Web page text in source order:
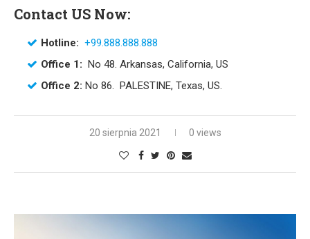
Contact US Now:
Hotline: +99.888.888.888
Office 1: No 48. Arkansas, California, US
Office 2: No 86. PALESTINE, Texas, US.
20 sierpnia 2021 0 views